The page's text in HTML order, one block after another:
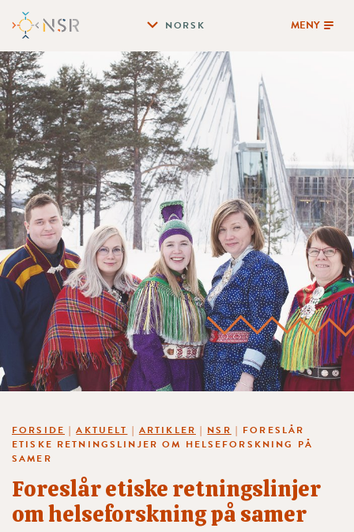
NORSK MENY
FORSIDE |AKTUELT | ARTIKLER | NSR | FORESLÅR
ETISKE RETNINGSLINJER OM HELSEFORSKNING PÅ
SAMER
Foreslår etiske retningslinjer
om helseforskning på samer